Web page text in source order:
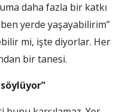
daha fazla bir katkı
yerde yaşayabilirim”
mi, işte diyorlar. Her
bir tanesi.